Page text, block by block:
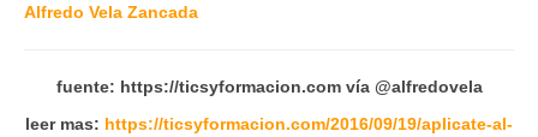
Alfredo Vela Zancada
fuente: https://ticsyformacion.com vía @alfredovela
leer mas: https://ticsyformacion.com/2016/09/19/aplicate-al-